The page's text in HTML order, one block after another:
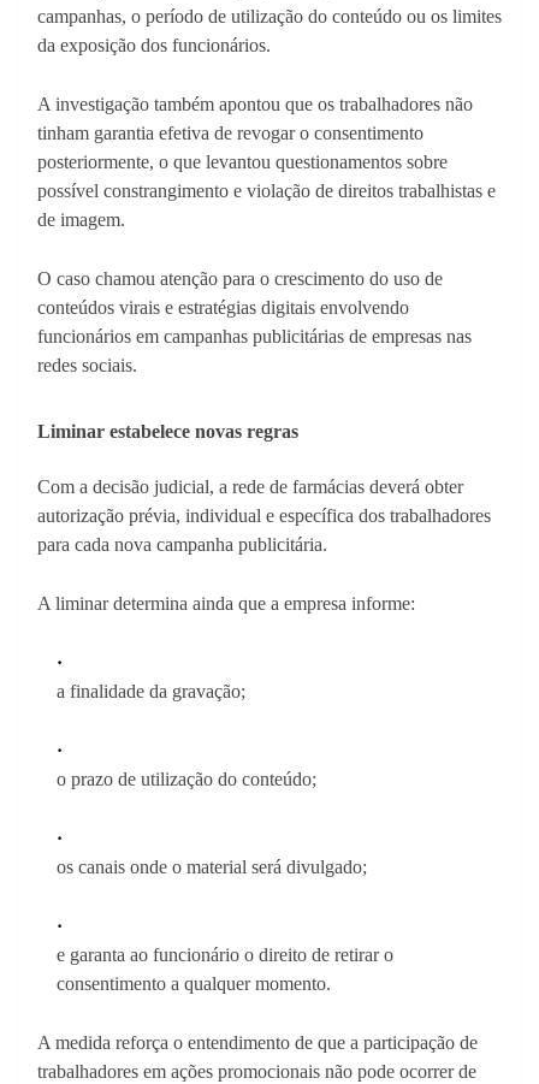
campanhas, o período de utilização do conteúdo ou os limites
da exposição dos funcionários.
A investigação também apontou que os trabalhadores não
tinham garantia efetiva de revogar o consentimento
posteriormente, o que levantou questionamentos sobre
possível constrangimento e violação de direitos trabalhistas e
de imagem.
O caso chamou atenção para o crescimento do uso de
conteúdos virais e estratégias digitais envolvendo
funcionários em campanhas publicitárias de empresas nas
redes sociais.
Liminar estabelece novas regras
Com a decisão judicial, a rede de farmácias deverá obter
autorização prévia, individual e específica dos trabalhadores
para cada nova campanha publicitária.
A liminar determina ainda que a empresa informe:
a finalidade da gravação;
o prazo de utilização do conteúdo;
os canais onde o material será divulgado;
e garanta ao funcionário o direito de retirar o
consentimento a qualquer momento.
A medida reforça o entendimento de que a participação de
trabalhadores em ações promocionais não pode ocorrer de